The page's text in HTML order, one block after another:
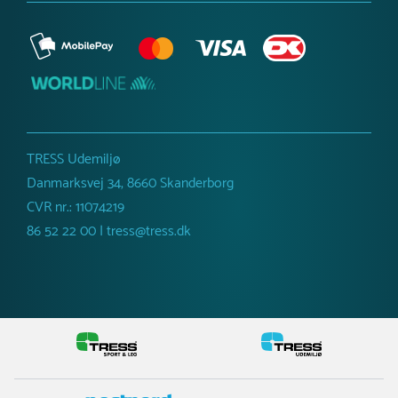
TRESS Udemiljø
Danmarksvej 34, 8660 Skanderborg
CVR nr.: 11074219
86 52 22 00 | tress@tress.dk